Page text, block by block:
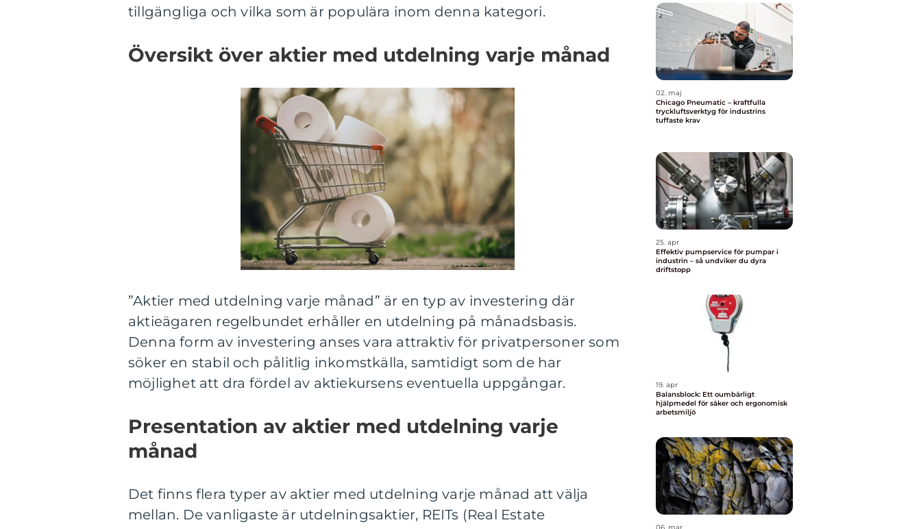
tillgängliga och vilka som är populära inom denna kategori.
Översikt över aktier med utdelning varje månad
”Aktier med utdelning varje månad” är en typ av investering där
aktieägaren regelbundet erhåller en utdelning på månadsbasis.
Denna form av investering anses vara attraktiv för privatpersoner som
söker en stabil och pålitlig inkomstkälla, samtidigt som de har
möjlighet att dra fördel av aktiekursens eventuella uppgångar.
Presentation av aktier med utdelning varje
månad
Det finns flera typer av aktier med utdelning varje månad att välja
mellan. De vanligaste är utdelningsaktier, REITs (Real Estate
02. maj
Chicago Pneumatic – kraftfulla
tryckluftsverktyg för industrins
tuffaste krav
25. apr
Effektiv pumpservice för pumpar i
industrin – så undviker du dyra
driftstopp
19. apr
Balansblock: Ett oumbärligt
hjälpmedel för säker och ergonomisk
arbetsmiljö